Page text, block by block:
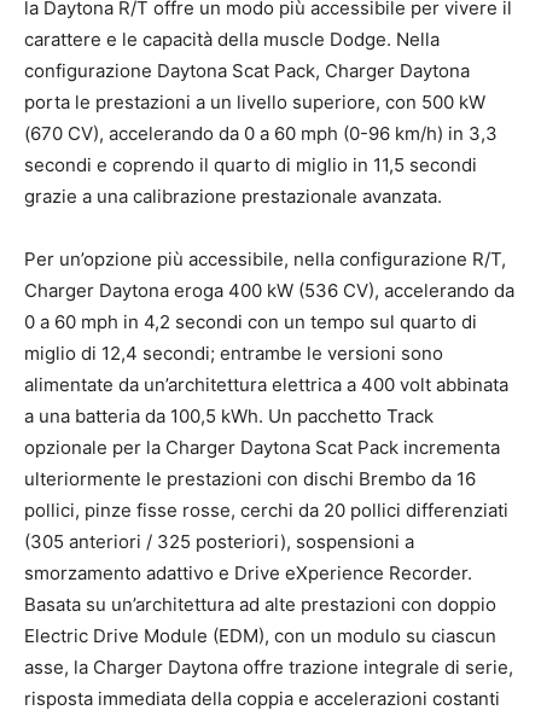
la Daytona R/T offre un modo più accessibile per vivere il
carattere e le capacità della muscle Dodge. Nella
configurazione Daytona Scat Pack, Charger Daytona
porta le prestazioni a un livello superiore, con 500 kW
(670 CV), accelerando da 0 a 60 mph (0-96 km/h) in 3,3
secondi e coprendo il quarto di miglio in 11,5 secondi
grazie a una calibrazione prestazionale avanzata.
Per un’opzione più accessibile, nella configurazione R/T,
Charger Daytona eroga 400 kW (536 CV), accelerando da
0 a 60 mph in 4,2 secondi con un tempo sul quarto di
miglio di 12,4 secondi; entrambe le versioni sono
alimentate da un’architettura elettrica a 400 volt abbinata
a una batteria da 100,5 kWh. Un pacchetto Track
opzionale per la Charger Daytona Scat Pack incrementa
ulteriormente le prestazioni con dischi Brembo da 16
pollici, pinze fisse rosse, cerchi da 20 pollici differenziati
(305 anteriori / 325 posteriori), sospensioni a
smorzamento adattivo e Drive eXperience Recorder.
Basata su un’architettura ad alte prestazioni con doppio
Electric Drive Module (EDM), con un modulo su ciascun
asse, la Charger Daytona offre trazione integrale di serie,
risposta immediata della coppia e accelerazioni costanti